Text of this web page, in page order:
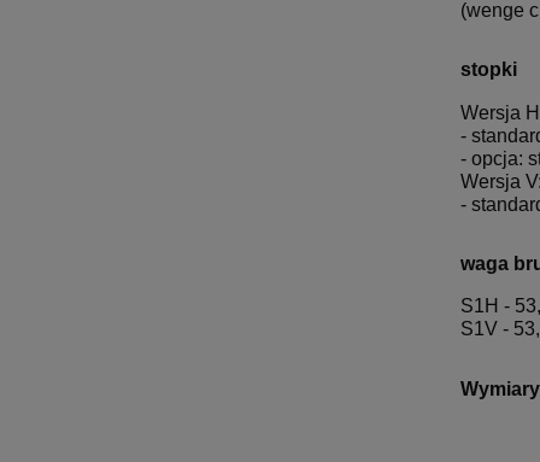
(wenge
stopki
Wersja
-
- opcja:
Wersja
-
waga
S1H -
S1V -